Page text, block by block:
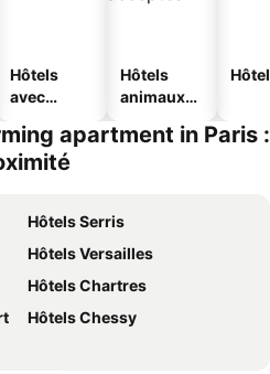
Hôtels
avec
Hôtels
animaux
apartment in Paris :
Hôtels Serris
Hôtels Versailles
Hôtels Chartres
Hôtels Chessy